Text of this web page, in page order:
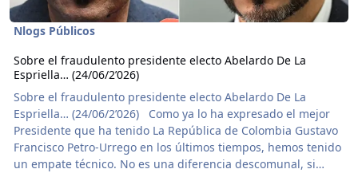
Nlogs Públicos
Sobre el fraudulento presidente electo Abelardo De La
Espriella… (24/06/2’026)
Sobre el fraudulento presidente electo Abelardo De La
Espriella… (24/06/2’026) Como ya lo ha expresado el mejor
Presidente que ha tenido La República de Colombia Gustavo
Francisco Petro-Urrego en los últimos tiempos, hemos tenido
un empate técnico. No es una diferencia descomunal, si